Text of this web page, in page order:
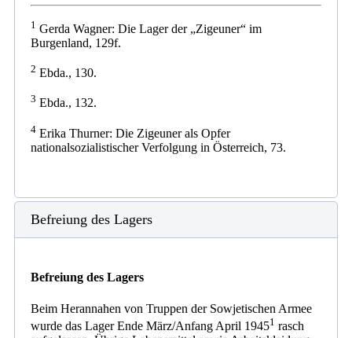
1 Gerda Wagner: Die Lager der „Zigeuner“ im
Burgenland, 129f.
2 Ebda., 130.
3 Ebda., 132.
4 Erika Thurner: Die Zigeuner als Opfer
nationalsozialistischer Verfolgung in Österreich, 73.
Befreiung des Lagers
Befreiung des Lagers
Beim Herannahen von Truppen der Sowjetischen Armee
wurde das Lager Ende März/Anfang April 19451 rasch